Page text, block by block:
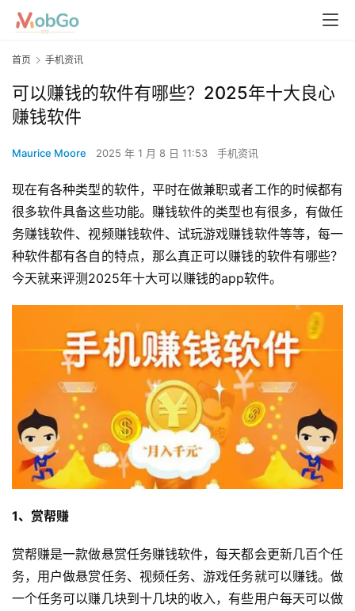
首页 手机资讯
可以赚钱的软件有哪些？2025年十大良心
赚钱软件
Maurice Moore 2025 年 1 月 8 日 11:53 手机资讯
现在有各种类型的软件，平时在做兼职或者工作的时候都有
很多软件具备这些功能。赚钱软件的类型也有很多，有做任
务赚钱软件、视频赚钱软件、试玩游戏赚钱软件等等，每一
种软件都有各自的特点，那么真正可以赚钱的软件有哪些？
今天就来评测2025年十大可以赚钱的app软件。
1、赏帮赚
赏帮赚是一款做悬赏任务赚钱软件，每天都会更新几百个任
务，用户做悬赏任务、视频任务、游戏任务就可以赚钱。做
一个任务可以赚几块到十几块的收入，有些用户每天可以做